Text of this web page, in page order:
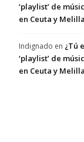
‘playlist’ de
en Ceuta y
Indignado en ¿Tú
‘playlist’ de
en Ceuta y